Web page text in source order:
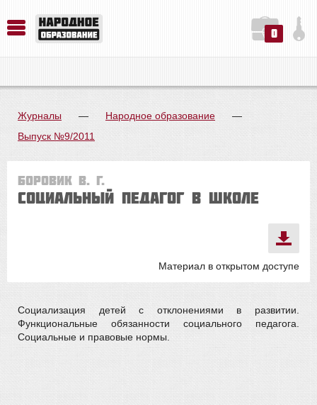
0
Журналы — Народное образование
—
Выпуск №9/2011
Боровик В. Г.
Социальный педагог в школе
Материал в открытом доступе
Социализация детей с отклонениями в развитии.
Функциональные обязанности социального педагога.
Социальные и правовые нормы.